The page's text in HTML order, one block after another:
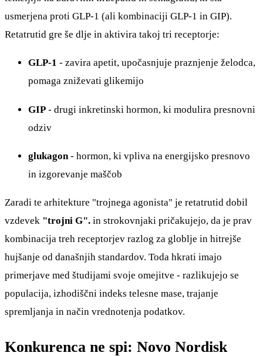
usmerjena proti GLP-1 (ali kombinaciji GLP-1 in GIP).
Retatrutid gre še dlje in aktivira takoj tri receptorje:
GLP-1 - zavira apetit, upočasnjuje praznjenje želodca,
pomaga zniževati glikemijo
GIP - drugi inkretinski hormon, ki modulira presnovni
odziv
glukagon - hormon, ki vpliva na energijsko presnovo
in izgorevanje maščob
Zaradi te arhitekture "trojnega agonista" je retatrutid dobil
vzdevek "trojni G". in strokovnjaki pričakujejo, da je prav
kombinacija treh receptorjev razlog za globlje in hitrejše
hujšanje od današnjih standardov. Toda hkrati imajo
primerjave med študijami svoje omejitve - razlikujejo se
populacija, izhodiščni indeks telesne mase, trajanje
spremljanja in način vrednotenja podatkov.
Konkurenca ne spi: Novo Nordisk